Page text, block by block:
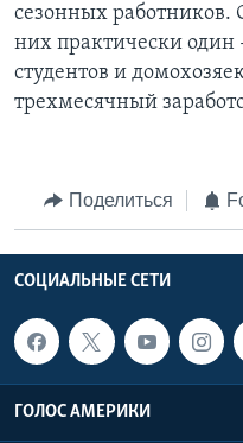
сезонных работников.
них практически один
студентов и
трехмесячный
Поделиться
СОЦИАЛЬНЫЕ СЕТИ
ГОЛОС АМЕРИКИ